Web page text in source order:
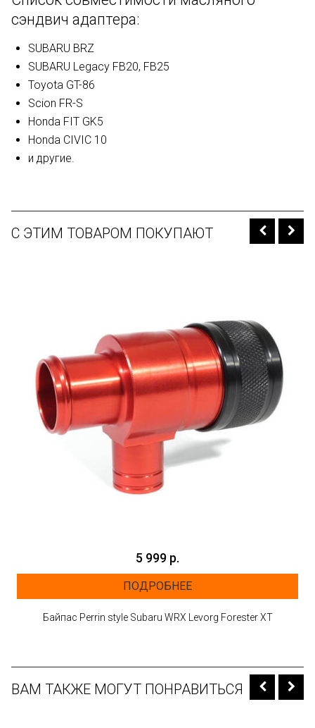
сэндвич адаптера:
SUBARU BRZ
SUBARU Legacy FB20, FB25
Toyota GT-86
Scion FR-S
Honda FIT GK5
Honda CIVIC 10
и другие.
С ЭТИМ ТОВАРОМ ПОКУПАЮТ
5 999 р.
ПОДРОБНЕЕ
Байпас Perrin style Subaru WRX Levorg Forester XT
ВАМ ТАКЖЕ МОГУТ ПОНРАВИТЬСЯ